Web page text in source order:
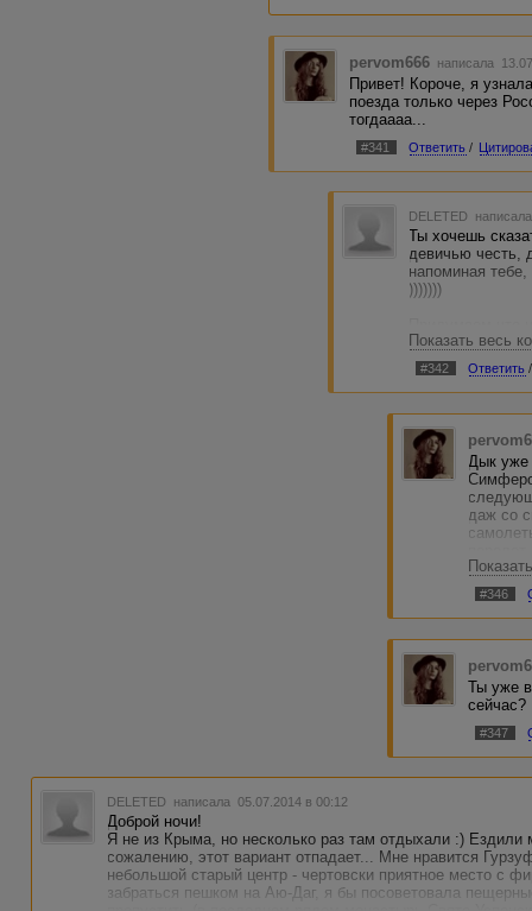
pervom666 написала
Привет! Короче, я
поезда только через
тогдаааа...
#341 Ответить /
DELETED
Ты хочешь
девичью честь,
напоминая
)))))))
мостов ждать.
теперешней
посылать.
на большой
грызть гранит
будешь ты
от
Мы ж не ищем
Показать весь
#342 Ответить /
Дык уже
даж со
вам
вместо
ехать,
утра
туда.
Шо за
#346
Ты уже
сейчас?
#347
DELETED написала 05.07.2014 в 00:12
Доброй ночи!
Я не из Крыма, но несколько раз там отдыхали :) Ездили
сожалению, этот вариант отпадает... Мне нравится
небольшой старый центр - чертовски приятное место с
забраться пешком на Аю-Даг, я бы посоветовала